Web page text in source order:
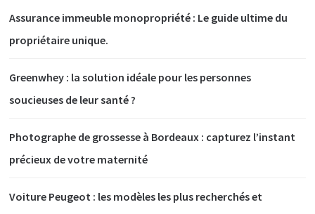
Assurance immeuble monopropriété : Le guide ultime du
propriétaire unique.
Greenwhey : la solution idéale pour les personnes
soucieuses de leur santé ?
Photographe de grossesse à Bordeaux : capturez l’instant
précieux de votre maternité
Voiture Peugeot : les modèles les plus recherchés et